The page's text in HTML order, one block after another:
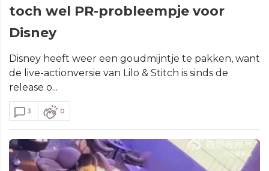
toch wel PR-probleempje voor
Disney
Disney heeft weer een goudmijntje te pakken, want
de live-actionversie van Lilo & Stitch is sinds de
release o...
3 0